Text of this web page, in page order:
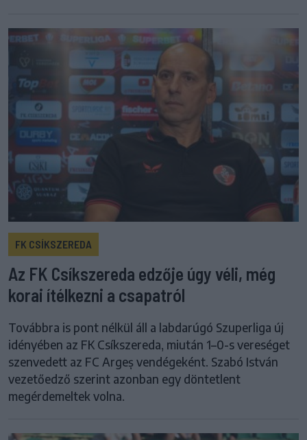
FK CSÍKSZEREDA
Az FK Csíkszereda edzője úgy véli, még
korai ítélkezni a csapatról
Továbbra is pont nélkül áll a labdarúgó Szuperliga új
idényében az FK Csíkszereda, miután 1–0-s vereséget
szenvedett az FC Argeș vendégeként. Szabó István
vezetőedző szerint azonban egy döntetlent
megérdemeltek volna.